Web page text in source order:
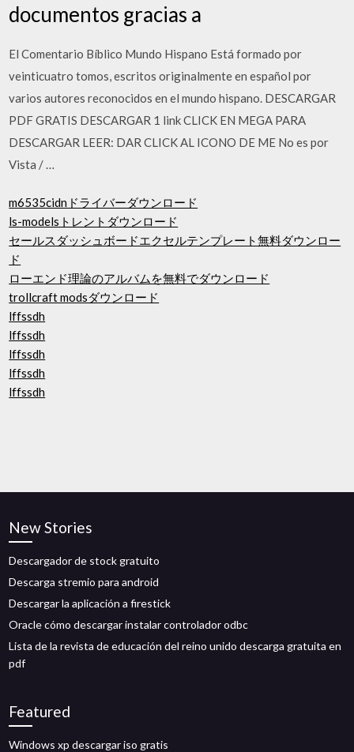
documentos gracias a
El Comentario Bíblico Mundo Hispano Está formado por
veinticuatro tomos, escritos originalmente en español por
varios autores reconocidos en el mundo hispano. DESCARGAR
PDF GRATIS DESCARGAR 1 link CLICK EN MEGA PARA
DESCARGAR LEER: DAR CLICK AL ICONO DE ME No es por
Vista / …
m6535cidnドライバーダウンロード
ls-modelsトレントダウンロード
セールスダッシュボードエクセルテンプレート無料ダウンロー
ド
ローエンド理論のアルバムを無料でダウンロード
trollcraft modsダウンロード
lffssdh
lffssdh
lffssdh
lffssdh
lffssdh
New Stories
Descargador de stock gratuito
Descarga stremio para android
Descargar la aplicación a firestick
Oracle cómo descargar instalar controlador odbc
Lista de la revista de educación del reino unido descarga gratuita en
pdf
Featured
Windows xp descargar iso gratis